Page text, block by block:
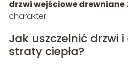
drzwi wejściowe drewniane
charakter.
Jak uszczelnić drzwi
straty ciepła?